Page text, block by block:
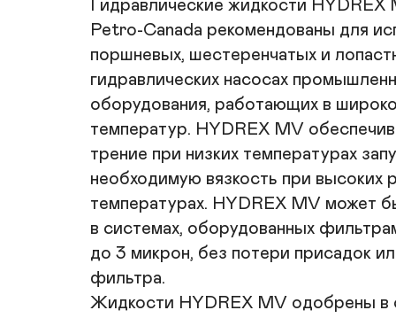
Гидравлические жидкости HYDREX
Petro-Canada рекомендованы для
поршневых, шестеренчатых и
гидравлических насосах
оборудования, работающих в
температур. HYDREX MV
трение при низких температурах
необходимую вязкость при высоких
температурах. HYDREX MV может
в системах, оборудованных
до 3 микрон, без потери присадок
фильтра.
Жидкости HYDREX MV одобрены в